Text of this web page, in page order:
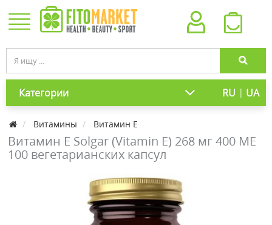
Категории RU | UA
Витамины Витамин Е
Витамин E Solgar (Vitamin E) 268 мг 400 МЕ
100 вегетарианских капсул